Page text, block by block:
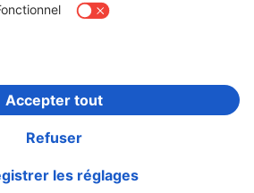
institutionnelles
Rappels récents